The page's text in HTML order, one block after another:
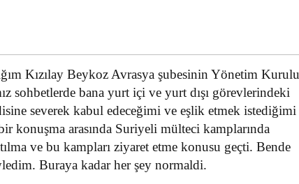
Kızılay Beykoz Avrasya şubesinin Yönetim Kurulu
sohbetlerde bana yurt içi ve yurt dışı görevlerindeki
severek kabul edeceğimi ve eşlik etmek istediğimi
konuşma arasında Suriyeli mülteci kamplarında
ve bu kampları ziyaret etme konusu geçti. Bende
Buraya kadar her şey normaldi.